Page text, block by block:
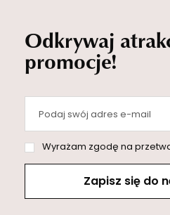
Odkrywaj
promocje!
Podaj swój adres e-mail
Wyrażam zgodę na przetwarzanie moich danych osobowych (adres e-mail) na
Zapisz się do